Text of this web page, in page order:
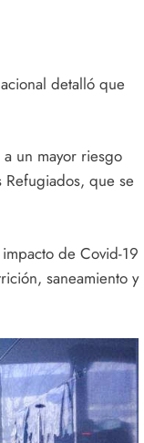
detalló que
a un mayor riesgo
que se
de Covid-19
saneamiento y